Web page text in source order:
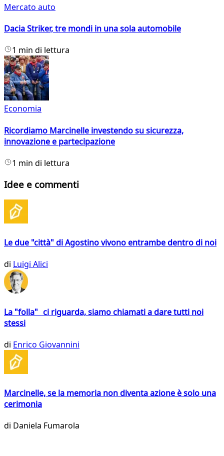
Mercato auto
Dacia Striker, tre mondi in una sola automobile
1 min di lettura
Economia
Ricordiamo Marcinelle investendo su sicurezza,
innovazione e partecipazione
1 min di lettura
Idee e commenti
Le due "città" di Agostino vivono entrambe dentro di noi
di Luigi Alici
La "folla" ci riguarda, siamo chiamati a dare tutti noi
stessi
di Enrico Giovannini
Marcinelle, se la memoria non diventa azione è solo una
cerimonia
di Daniela Fumarola